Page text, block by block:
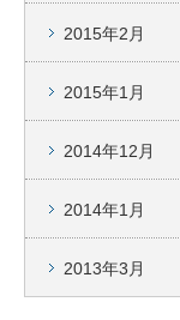
2015年2月
2015年1月
2014年12月
2014年1月
2013年3月